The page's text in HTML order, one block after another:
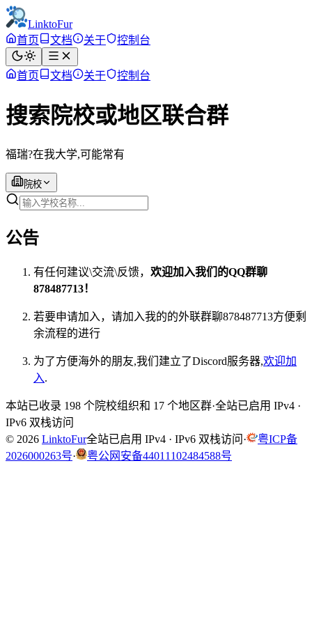
LinktoFur
首页
文档 关于 控制台
首页 文档 关于 控制台
搜索院校或地区联合群
福瑞?在我大学,可能常有
院校
公告
有任何建议\交流\反馈， 欢迎加入我们的QQ群聊
878487713！
若要申请加入，请加入我的的外联群聊878487713方便剩
余流程的进行
为了方便海外的朋友,我们建立了Discord服务器,欢迎加
入.
本站已收录 198 个院校组织和 17 个地区群·全站已启用 IPv4 ·
IPv6 双栈访问
© 2026 LinktoFur全站已启用 IPv4 · IPv6 双栈访问 ·
粤ICP备
2026000263号· 粤公网安备44011102484588号